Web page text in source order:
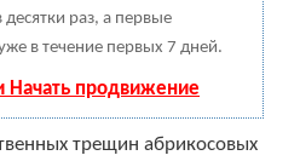
раз, а первые
в течение первых 7 дней.
Начать продвижение
трещин абрикосовых